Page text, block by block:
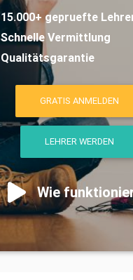
15.000+ gepruefte
Schnelle Vermittlung
Qualitätsgarantie
GRATIS ANMELDEN
LEHRER WERDEN
Wie